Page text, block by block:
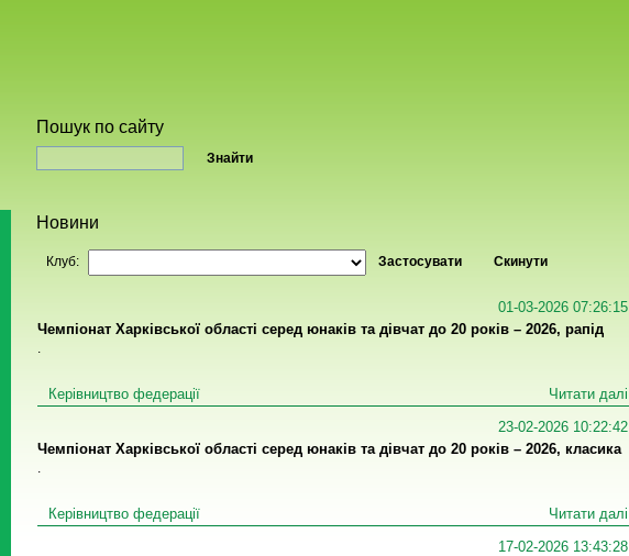
Пошук по сайту
Новини
Клуб:
01-03-2026 07:26:15
Чемпіонат Харківської області серед юнаків та дівчат до 20 років – 2026, рапід
.
Керівництво федерації
Читати далі
23-02-2026 10:22:42
Чемпіонат Харківської області серед юнаків та дівчат до 20 років – 2026, класика
.
Керівництво федерації
Читати далі
17-02-2026 13:43:28